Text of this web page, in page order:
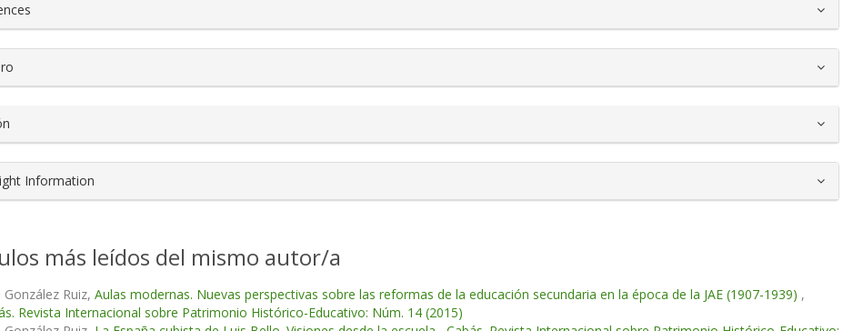
Information
más leídos del mismo autor/a
González Ruiz, Aulas modernas. Nuevas perspectivas sobre las reformas de la educación secundaria en la época de la JAE (1907-1939) ,
Revista Internacional sobre Patrimonio Histórico-Educativo: Núm. 14 (2015)